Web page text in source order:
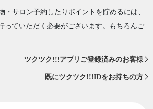
・サロン予約したりポイントを貯めるには、
っていただく必要がございます。もちろんご
ツクツク!!!アプリご登録済みのお客様
既にツクツク!!!IDをお持ちの方